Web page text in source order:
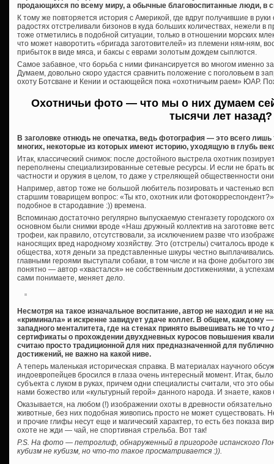
продающихся по всему миру, а обычные благовоспитанные люди, в
К тому же повторяется история с Америкой, где вдруг получившие в
радостях отстреливали бизонов в куда больших количествах, нежели
тоже отметились в подобной ситуации, только в отношении морских
что может наворотить «бригада заготовителей» из племени ням-ням,
прибыток в виде мяса, и баксы с еврами золотым дождем сыплются.
Самое забавное, что борьба с ними финансируется во многом именно за
Думаем, довольно скоро удастся сравнить положение с поголовьем в
охоту Ботсване и Кении и остающейся пока «охотничьим раем» ЮАР.
Охотничьи фото — что мы о них думаем
тысячи лет назад?
В заголовке отнюдь не опечатка, ведь фотография — это всего лишь
многих, некоторые из которых имеют историю, уходящую в глубь
Итак, классический снимок: после достойного выстрела охотник
переполнены специализированные сетевые ресурсы. И если не брать
частности и оружия в целом, то даже у стреляющей общественности
Например, автор тоже не большой любитель позировать и частенько
старшим товарищем вопрос: «Ты кто, охотник или
подобное в стародавние :)) времена.
Вспоминаю достаточно регулярно выпускаемую стенгазету городского
основном были снимки вроде «Наш дружный коллектив на заготовке
трофеи, как правило, отсутствовали, за исключением разве что
наносящих вред народному хозяйству. Это (отстрелы) считалось вроде
общества, хотя деньги за представленные шкуры честно
главными героями выступали собаки, в том числе и на фоне добытого
понятно — автор «хвастался» не собственным достижениями, а
сами понимаете, меняет дело.
Несмотря на такое изначальное воспитание, автор не находил и не
«криминала» и искренне завидует удаче коллег. В общем, каждому
западного менталитета, где на стенах принято вывешивать не то
сертификаты о прохождении двухдневных куросов повышения
считаю просто традиционной для них предназначенной для
достижений, не важно на какой ниве.
А теперь маленькая историческая справка. В материалах научного
индоевропейцев бросился в глаза очень интересный момент. Итак,
субъекта с луком в руках, причем одни специалисты считали, что это
нами божество или «культурный герой» данного народа. И знаете,
Оказывается, на любом (!) изображении охоты в древности
животные, без них подобная живопись просто не может существовать.
и прочие глифы несут еще и магический характер, то есть без показа
охоте не жди — чай, не спортивная стрельба. Вот так!
P.S. На фото — петроглиф, обнаруженный в пригороде испанского
кубизм не кубизм, но что-то такое просматривается :)).